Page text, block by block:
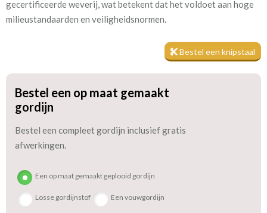
tijdens bestelproces)
eigenschappen van linnen, zoals het absorberend vermogen van
de vezels. Het is belangrijk om te weten dat linnen gevoelig kan
zijn voor krimp en uitrekking door wisselende luchtvochtigheid,
gecertificeerde weverij, wat betekent dat het voldoet aan hoge
milieustandaarden en veiligheidsnormen.
Bestel een knipstaal
Bestel een op maat gemaakt
gordijn
Bestel een compleet gordijn inclusief gratis
afwerkingen.
Een op maat gemaakt geplooid gordijn
Losse gordijnstof Een vouwgordijn